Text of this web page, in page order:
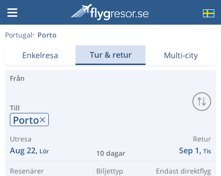
Portugal Porto
Enkelresa Tur & retur Multi-city
Från
Till
Porto
Utresa
Aug 22, Lör 10 dagar
Retur
Sep 1, Tis
Resenärer Biljettyp Endast direktflyg